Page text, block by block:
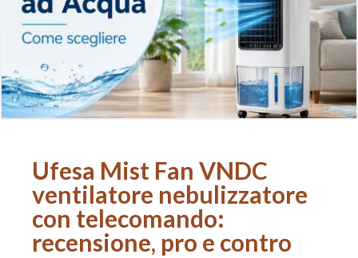
Ufesa Mist Fan VNDC
ventilatore nebulizzatore
con telecomando:
recensione, pro e contro